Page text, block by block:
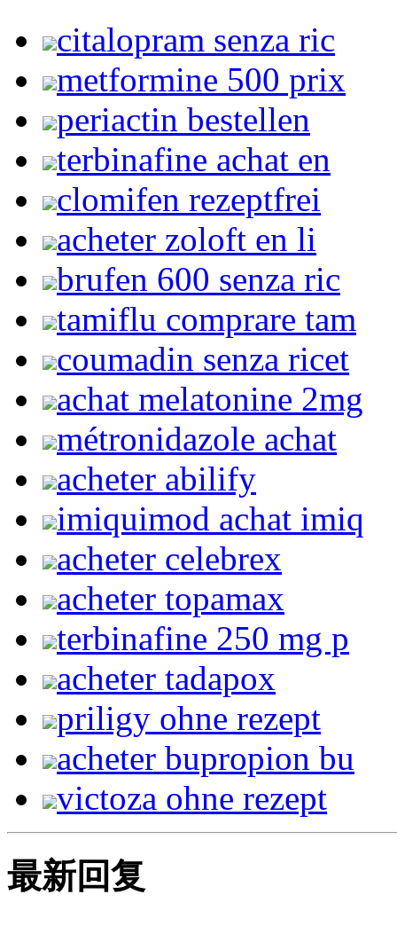
citalopram senza ric
metformine 500 prix
periactin bestellen
terbinafine achat en
clomifen rezeptfrei
acheter zoloft en li
brufen 600 senza ric
tamiflu comprare tam
coumadin senza ricet
achat melatonine 2mg
métronidazole achat
acheter abilify
imiquimod achat imiq
acheter celebrex
acheter topamax
terbinafine 250 mg p
acheter tadapox
priligy ohne rezept
acheter bupropion bu
victoza ohne rezept
最新回复